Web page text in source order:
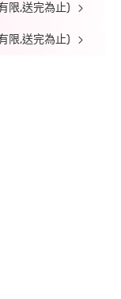
限,送完為止)
限,送完為止)